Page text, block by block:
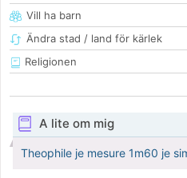
Vill ha barn
Ändra stad / land för kärlek
Religionen
A lite om mig
Theophile je mesure 1m60 je